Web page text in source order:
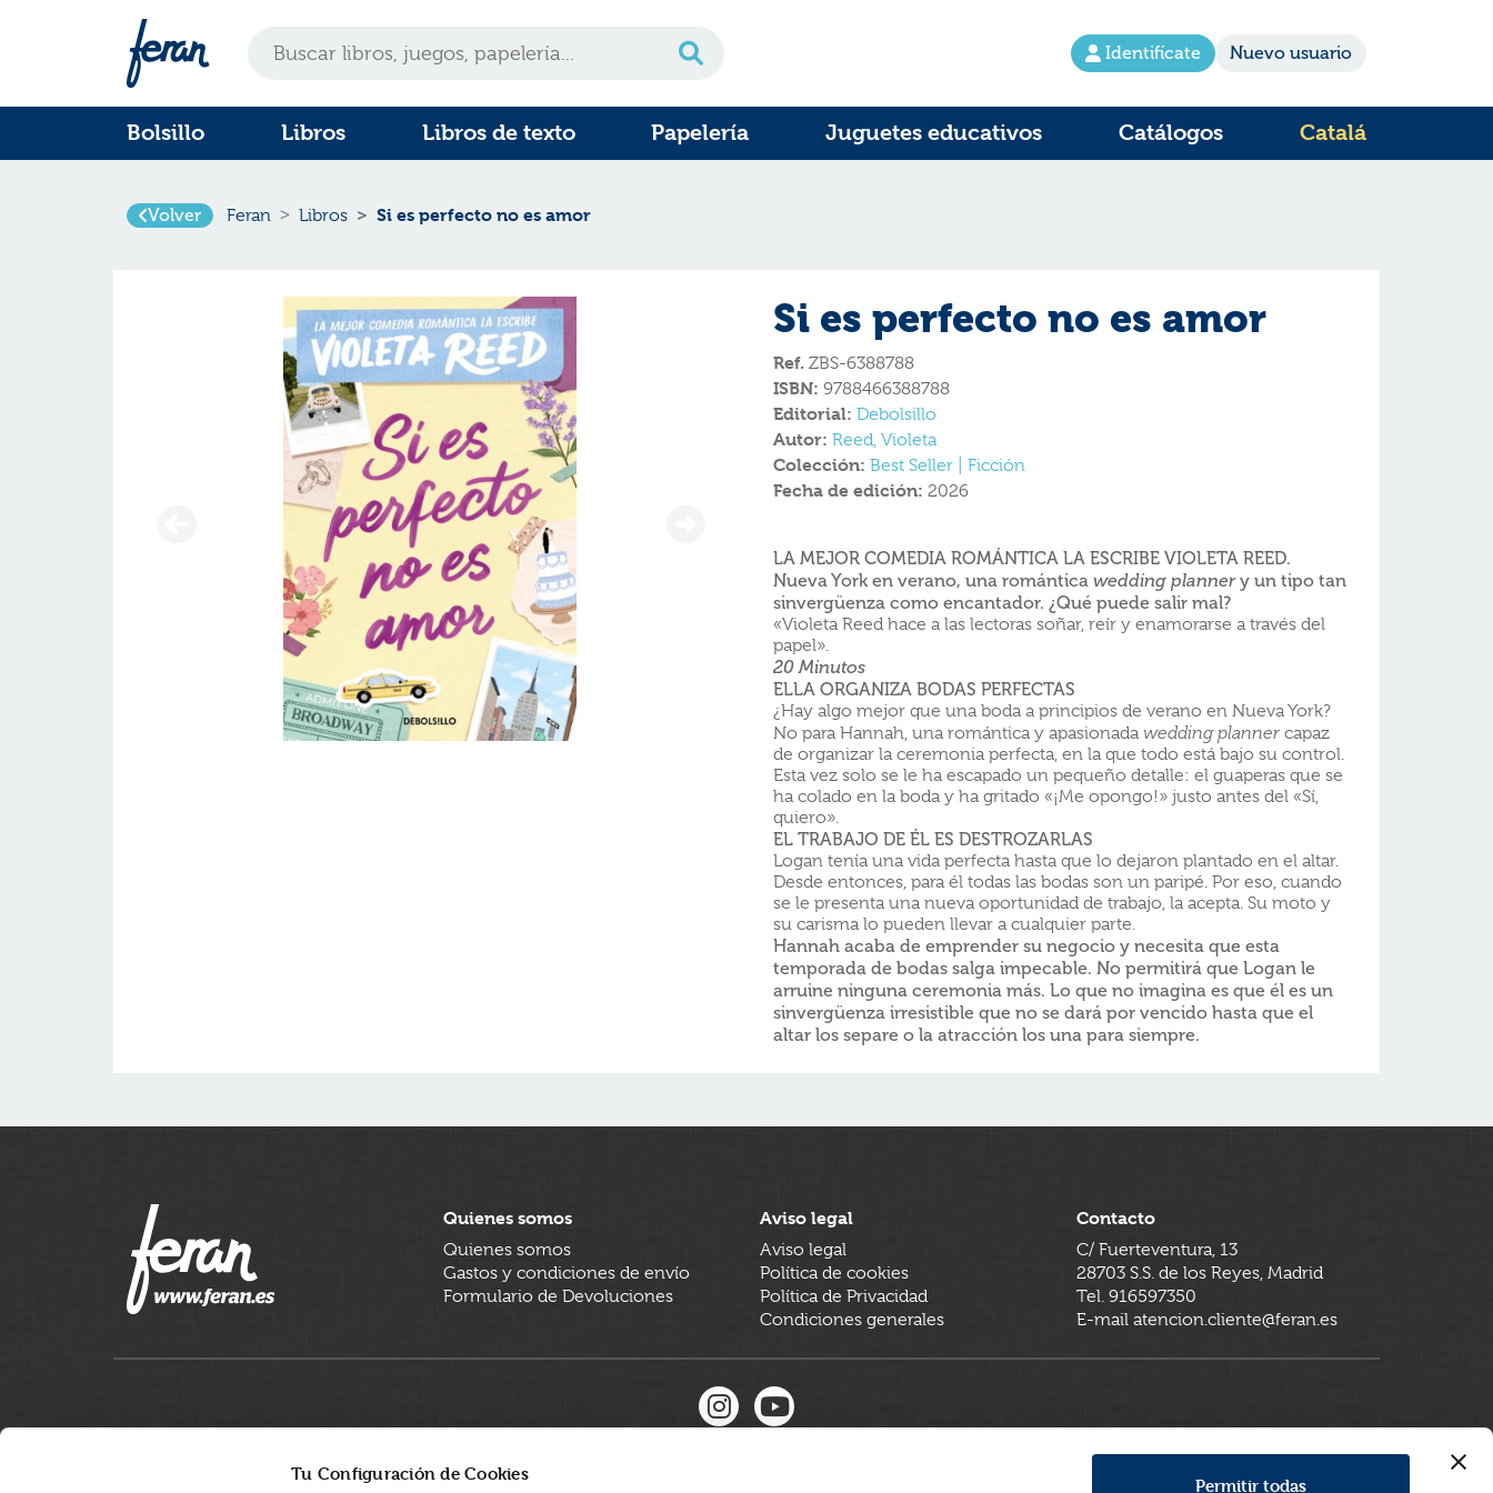
Tu Configuración de Cookies
Permitir todas
Identifícate Nuevo usuario
Bolsillo Libros Libros de texto Papelería Juguetes educativos Catálogos Catalá
Volver Feran Libros Si es perfecto no es amor
Si es perfecto no es amor
Ref. ZBS-6388788
ISBN: 9788466388788
Editorial: Debolsillo
Autor: Reed, Violeta
Colección: Best Seller | Ficción
Fecha de edición: 2026
LA MEJOR COMEDIA ROMÁNTICA LA ESCRIBE VIOLETA REED.
Nueva York en verano, una romántica wedding plannery un tipo tan
sinvergüenza como encantador. ¿Qué puede salir mal?
«Violeta Reed hace a las lectoras soñar, reír y enamorarse a través del
papel».
20 Minutos
ELLA ORGANIZA BODAS PERFECTAS
¿Hay algo mejor que una boda a principios de verano en Nueva York?
No para Hannah, una romántica y apasionada wedding planner capaz
de organizar la ceremonia perfecta, en la que todo está bajo su control.
Esta vez solo se le ha escapado un pequeño detalle: el guaperas que se
ha colado en la boda y ha gritado «¡Me opongo!» justo antes del «Sí,
quiero».
EL TRABAJO DE ÉL ES DESTROZARLAS
Logan tenía una vida perfecta hasta que lo dejaron plantado en el altar.
Desde entonces, para él todas las bodas son un paripé. Por eso, cuando
se le presenta una nueva oportunidad de trabajo, la acepta. Su moto y
su carisma lo pueden llevar a cualquier parte.
Hannah acaba de emprender su negocio y necesita que esta
temporada de bodas salga impecable. No permitirá que Logan le
arruine ninguna ceremonia más. Lo que no imagina es que él es un
sinvergüenza irresistible que no se dará por vencido hasta que el
altar los separe o la atracción los una para siempre.
Quienes somos
Quienes somos
Gastos y condiciones de envío
Formulario de Devoluciones
Aviso legal
Aviso legal
Política de cookies
Política de Privacidad
Condiciones generales
Contacto
C/ Fuerteventura, 13
28703 S.S. de los Reyes, Madrid
Tel. 916597350
E-mail atencion.cliente@feran.es